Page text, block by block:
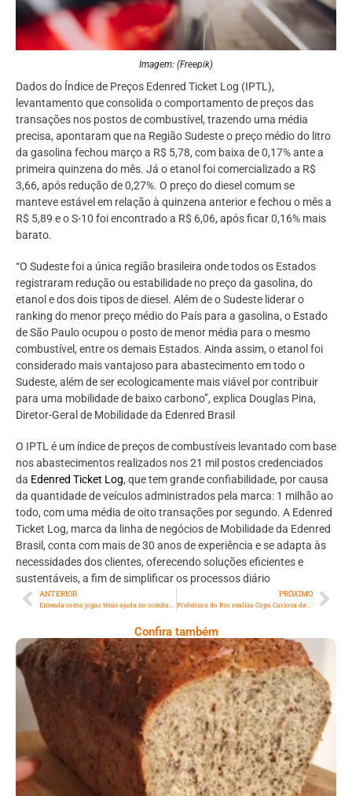
Imagem: (Freepik)
Dados do Índice de Preços Edenred Ticket Log (IPTL),
levantamento que consolida o comportamento de preços das
transações nos postos de combustível, trazendo uma média
precisa, apontaram que na Região Sudeste o preço médio do litro
da gasolina fechou março a R$ 5,78, com baixa de 0,17% ante a
primeira quinzena do mês. Já o etanol foi comercializado a R$
3,66, após redução de 0,27%. O preço do diesel comum se
manteve estável em relação à quinzena anterior e fechou o mês a
R$ 5,89 e o S-10 foi encontrado a R$ 6,06, após ficar 0,16% mais
barato.
“O Sudeste foi a única região brasileira onde todos os Estados
registraram redução ou estabilidade no preço da gasolina, do
etanol e dos dois tipos de diesel. Além de o Sudeste liderar o
ranking do menor preço médio do País para a gasolina, o Estado
de São Paulo ocupou o posto de menor média para o mesmo
combustível, entre os demais Estados. Ainda assim, o etanol foi
considerado mais vantajoso para abastecimento em todo o
Sudeste, além de ser ecologicamente mais viável por contribuir
para uma mobilidade de baixo carbono”, explica Douglas Pina,
Diretor-Geral de Mobilidade da Edenred Brasil
O IPTL é um índice de preços de combustíveis levantado com base
nos abastecimentos realizados nos 21 mil postos credenciados
da Edenred Ticket Log, que tem grande confiabilidade, por causa
da quantidade de veículos administrados pela marca: 1 milhão ao
todo, com uma média de oito transações por segundo. A Edenred
Ticket Log, marca da linha de negócios de Mobilidade da Edenred
Brasil, conta com mais de 30 anos de experiência e se adapta às
necessidades dos clientes, oferecendo soluções eficientes e
sustentáveis, a fim de simplificar os processos diário
ANTERIOR PRÓXIMO
Confira também
Comer Bem: Pão Low Carb